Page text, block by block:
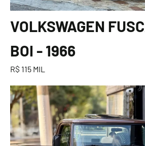
VOLKSWAGEN
BOI - 1966
R$ 115 MIL